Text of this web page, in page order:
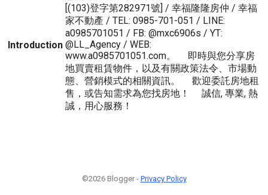
Introduction
[(103)登字第282971號] / 幸福隆隆房仲 / 幸福
家不動產 / TEL: 0985-701-051 / LINE:
a0985701051 / FB: @mxc6906s / YT:
@LL_Agency / WEB:
www.a0985701051.com。 即時與您分享房
地買賣租賃物件，以及有關政策法令、市場動
態、營銷模式的相關資訊。 歡迎委託房地租
售，或告知需求為您找房地！ 誠信, 專業, 熱
誠，用心服務！
©2026 Blogger - Privacy Policy